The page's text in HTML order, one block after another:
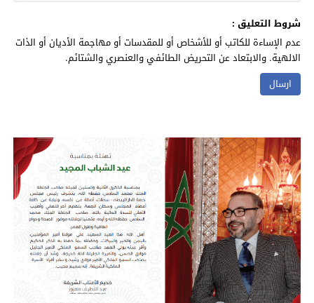
شروط التعليق :
عدم الإساءة للكاتب أو للأشخاص أو للمقدسات أو مهاجمة الأديان أو الذات
الالهية. والابتعاد عن التحريض الطائفي والعنصري والشتائم.